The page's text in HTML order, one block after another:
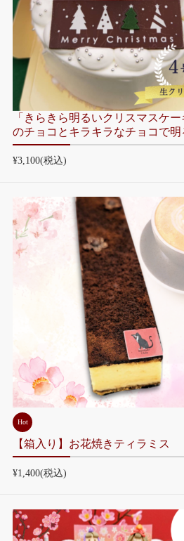
「きらきら明るいクリスマスケ
のチョコとキラキラなチョコで明
¥3,100(税込)
Hot
【箱入り】お花焼きティラミス
¥1,400(税込)